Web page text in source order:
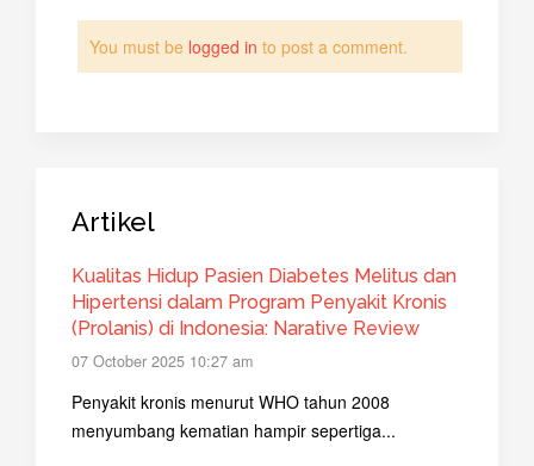
You must be logged in to post a comment.
Artikel
Kualitas Hidup Pasien Diabetes Melitus dan
Hipertensi dalam Program Penyakit Kronis
(Prolanis) di Indonesia: Narative Review
07 October 2025 10:27 am
Penyakit kronis menurut WHO tahun 2008
menyumbang kematian hampir sepertiga...